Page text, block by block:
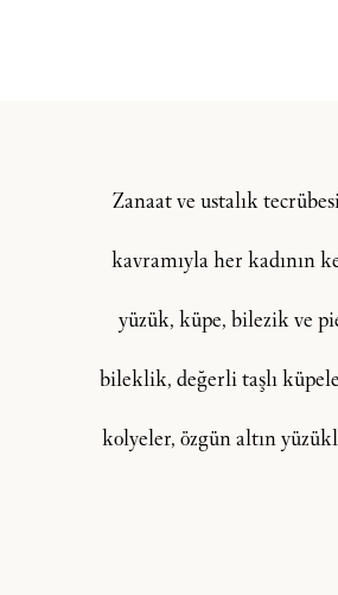
Zanaat ve ustalık
kavramıyla her kadının
yüzük, küpe, bilezik ve
bileklik, değerli taşlı
kolyeler, özgün altın